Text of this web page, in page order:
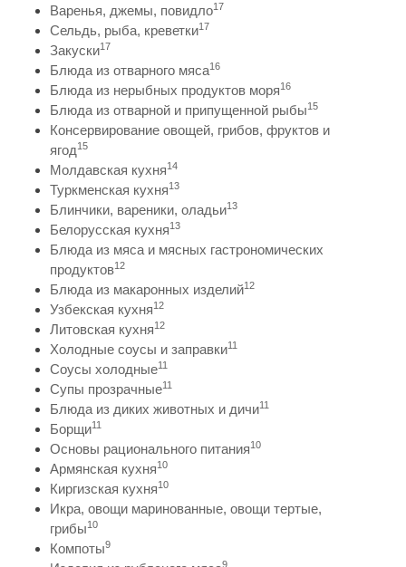
Варенья, джемы, повидло17
Сельдь, рыба, креветки17
Закуски17
Блюда из отварного мяса16
Блюда из нерыбных продуктов моря16
Блюда из отварной и припущенной рыбы15
Консервирование овощей, грибов, фруктов и
ягод15
Молдавская кухня14
Туркменская кухня13
Блинчики, вареники, оладьи13
Белорусская кухня13
Блюда из мяса и мясных гастрономических
продуктов12
Блюда из макаронных изделий12
Узбекская кухня12
Литовская кухня12
Холодные соусы и заправки11
Соусы холодные11
Супы прозрачные11
Блюда из диких животных и дичи11
Борщи11
Основы рационального питания10
Армянская кухня10
Киргизская кухня10
Икра, овощи маринованные, овощи тертые,
грибы10
Компоты9
9